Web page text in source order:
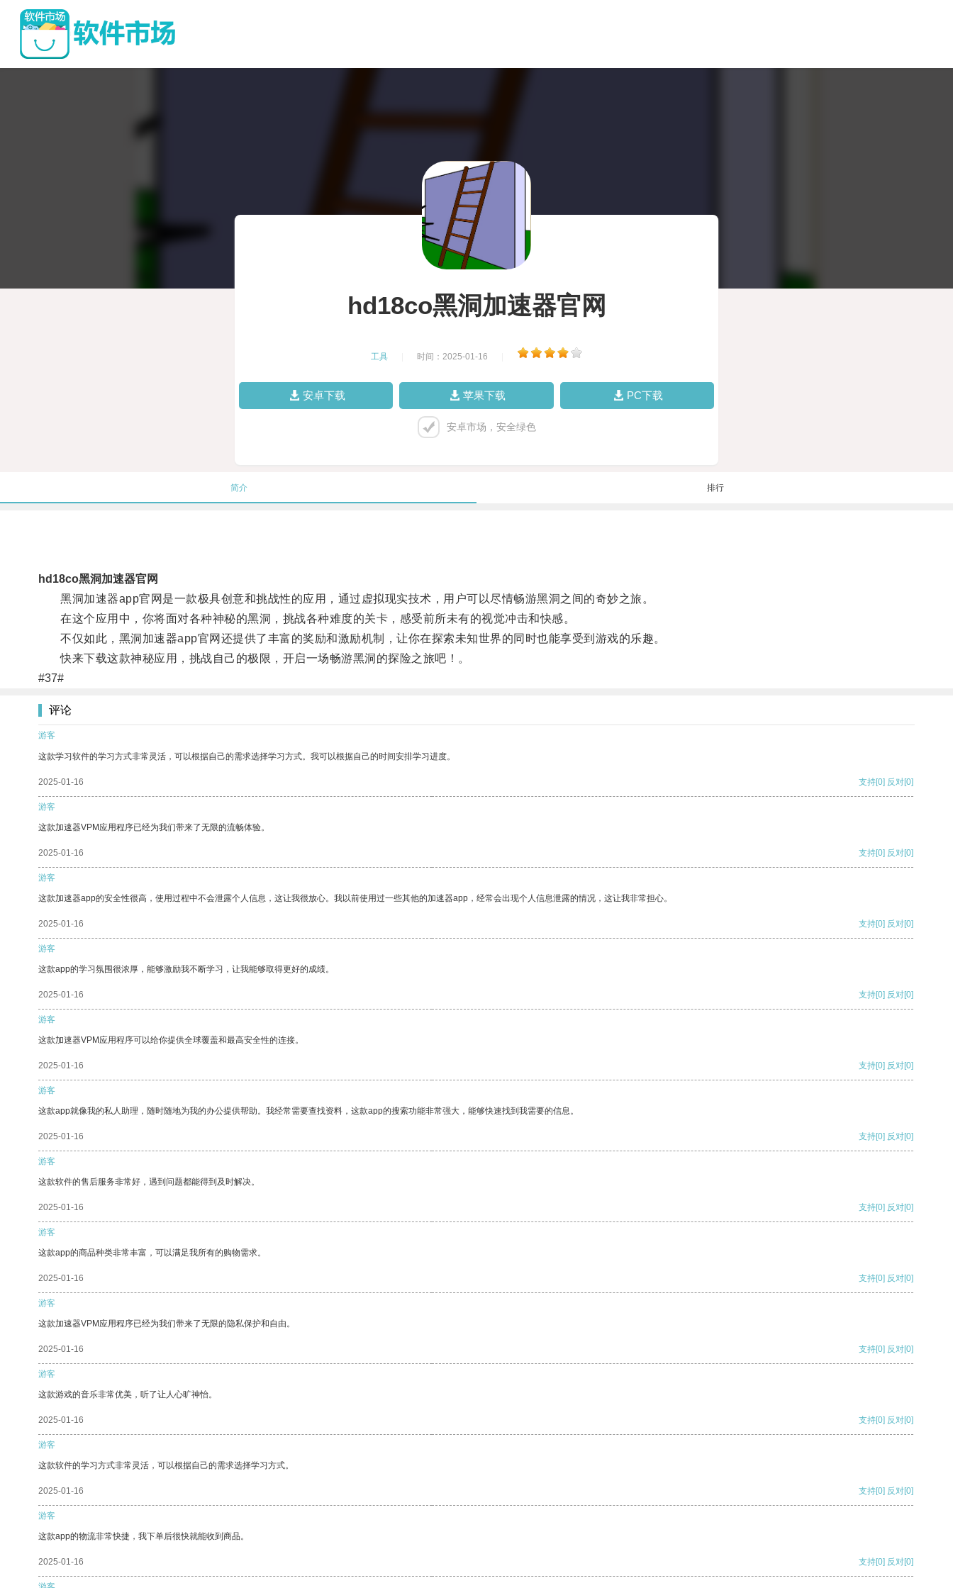
hd18co黑洞加速器官网
工具 时间：2025-01-16
安卓下载 苹果下载 PC下载
安卓市场，安全绿色
简介 排行
hd18co黑洞加速器官网
黑洞加速器app官网是一款极具创意和挑战性的应用，通过虚拟现实技术，用户可以尽情畅游黑洞之间的奇妙之旅。
在这个应用中，你将面对各种神秘的黑洞，挑战各种难度的关卡，感受前所未有的视觉冲击和快感。
不仅如此，黑洞加速器app官网还提供了丰富的奖励和激励机制，让你在探索未知世界的同时也能享受到游戏的乐趣。
快来下载这款神秘应用，挑战自己的极限，开启一场畅游黑洞的探险之旅吧！。
#37#
评论
游客
这款学习软件的学习方式非常灵活，可以根据自己的需求选择学习方式。我可以根据自己的时间安排学习进度。
2025-01-16 支持[0] 反对[0]
游客
这款加速器VPM应用程序已经为我们带来了无限的流畅体验。
2025-01-16 支持[0] 反对[0]
游客
这款加速器app的安全性很高，使用过程中不会泄露个人信息，这让我很放心。我以前使用过一些其他的加速器app，经常会出现个人信息泄露的情况，这让我非常担心。
2025-01-16 支持[0] 反对[0]
游客
这款app的学习氛围很浓厚，能够激励我不断学习，让我能够取得更好的成绩。
2025-01-16 支持[0] 反对[0]
游客
这款加速器VPM应用程序可以给你提供全球覆盖和最高安全性的连接。
2025-01-16 支持[0] 反对[0]
游客
这款app就像我的私人助理，随时随地为我的办公提供帮助。我经常需要查找资料，这款app的搜索功能非常强大，能够快速找到我需要的信息。
2025-01-16 支持[0] 反对[0]
游客
这款软件的售后服务非常好，遇到问题都能得到及时解决。
2025-01-16 支持[0] 反对[0]
游客
这款app的商品种类非常丰富，可以满足我所有的购物需求。
2025-01-16 支持[0] 反对[0]
游客
这款加速器VPM应用程序已经为我们带来了无限的隐私保护和自由。
2025-01-16 支持[0] 反对[0]
游客
这款游戏的音乐非常优美，听了让人心旷神怡。
2025-01-16 支持[0] 反对[0]
游客
这款软件的学习方式非常灵活，可以根据自己的需求选择学习方式。
2025-01-16 支持[0] 反对[0]
游客
这款app的物流非常快捷，我下单后很快就能收到商品。
2025-01-16 支持[0] 反对[0]